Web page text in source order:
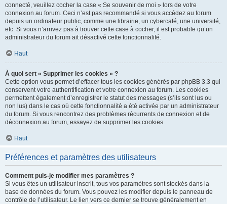
connecté, veuillez cocher la case « Se souvenir de moi » lors de votre
connexion au forum. Ceci n’est pas recommandé si vous accédez au forum
depuis un ordinateur public, comme une librairie, un cybercafé, une université,
etc. Si vous n’arrivez pas à trouver cette case à cocher, il est probable qu’un
administrateur du forum ait désactivé cette fonctionnalité.
Haut
À quoi sert « Supprimer les cookies » ?
Cette option vous permet d’effacer tous les cookies générés par phpBB 3.3 qui
conservent votre authentification et votre connexion au forum. Les cookies
permettent également d’enregistrer le statut des messages (s’ils sont lus ou
non lus) dans le cas où cette fonctionnalité a été activée par un administrateur
du forum. Si vous rencontrez des problèmes récurrents de connexion et de
déconnexion au forum, essayez de supprimer les cookies.
Haut
Préférences et paramètres des utilisateurs
Comment puis-je modifier mes paramètres ?
Si vous êtes un utilisateur inscrit, tous vos paramètres sont stockés dans la
base de données du forum. Vous pouvez les modifier depuis le panneau de
contrôle de l’utilisateur. Le lien vers ce dernier se trouve généralement en